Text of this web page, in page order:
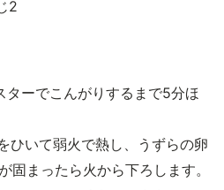
2
ターでこんがりするまで5分ほ
ひいて弱火で熱し、うずらの卵
固まったら火から下ろします。